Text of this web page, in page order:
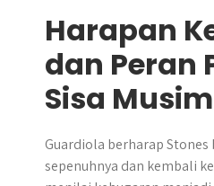
Harapan
dan Peran
Sisa Musim
Guardiola berharap Stones
sepenuhnya dan kembali